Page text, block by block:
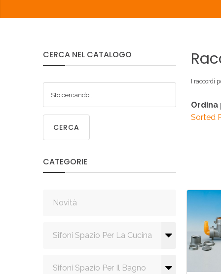
CERCA NEL CATALOGO
CERCA
CATEGORIE
Novità
Sifoni Spazio Per La Cucina
Sifoni Spazio Per Il Bagno
I raccordi
Ordina
Sorted